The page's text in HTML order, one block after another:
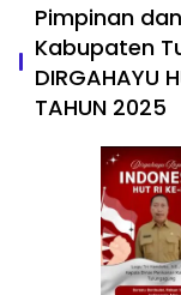
Pimpinan
Kabupaten
DIRGAHAYU
TAHUN 2025